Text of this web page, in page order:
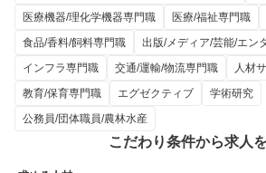
医療機器/理化学機器専門職
医療/福祉専門職
食品/香料/飼料専門職
出版/メディア/芸能/エン
インフラ専門職
交通/運輸/物流専門職
人材
教育/保育専門職
エグゼクティブ
学術研究
公務員/団体職員/農林水産
こだわり条件から求人